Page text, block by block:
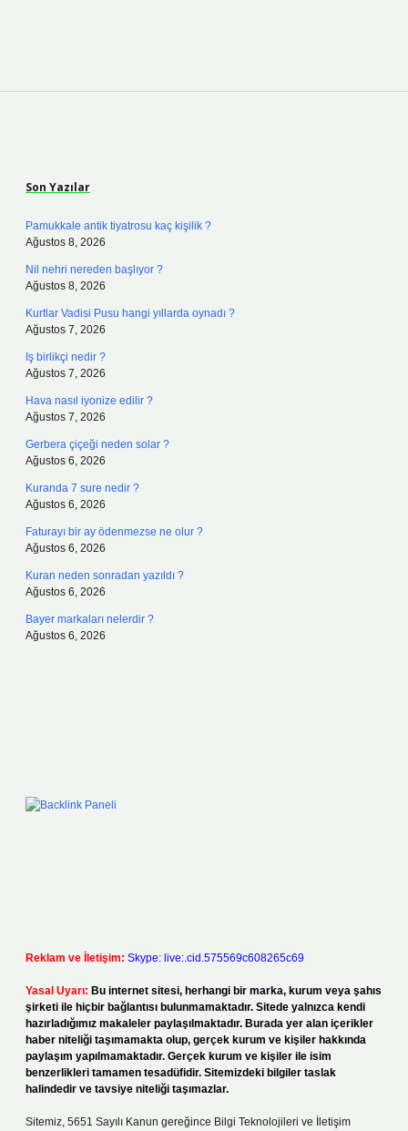
Son Yazılar
Pamukkale antik tiyatrosu kaç kişilik ?
Ağustos 8, 2026
Nil nehri nereden başlıyor ?
Ağustos 8, 2026
Kurtlar Vadisi Pusu hangi yıllarda oynadı ?
Ağustos 7, 2026
Iş birlikçi nedir ?
Ağustos 7, 2026
Hava nasıl iyonize edilir ?
Ağustos 7, 2026
Gerbera çiçeği neden solar ?
Ağustos 6, 2026
Kuranda 7 sure nedir ?
Ağustos 6, 2026
Faturayı bir ay ödenmezse ne olur ?
Ağustos 6, 2026
Kuran neden sonradan yazıldı ?
Ağustos 6, 2026
Bayer markaları nelerdir ?
Ağustos 6, 2026
Reklam ve İletişim: Skype: live:.cid.575569c608265c69
Yasal Uyarı: Bu internet sitesi, herhangi bir marka, kurum veya şahıs
şirketi ile hiçbir bağlantısı bulunmamaktadır. Sitede yalnızca kendi
hazırladığımız makaleler paylaşılmaktadır. Burada yer alan içerikler
haber niteliği taşımamakta olup, gerçek kurum ve kişiler hakkında
paylaşım yapılmamaktadır. Gerçek kurum ve kişiler ile isim
benzerlikleri tamamen tesadüfidir. Sitemizdeki bilgiler taslak
halindedir ve tavsiye niteliği taşımazlar.
Sitemiz, 5651 Sayılı Kanun gereğince Bilgi Teknolojileri ve İletişim